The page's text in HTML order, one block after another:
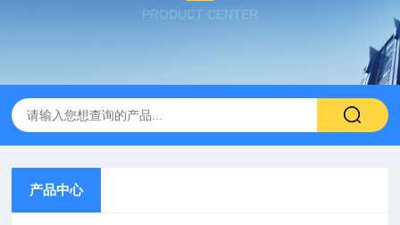
PRODUCT CENTER
产品中心